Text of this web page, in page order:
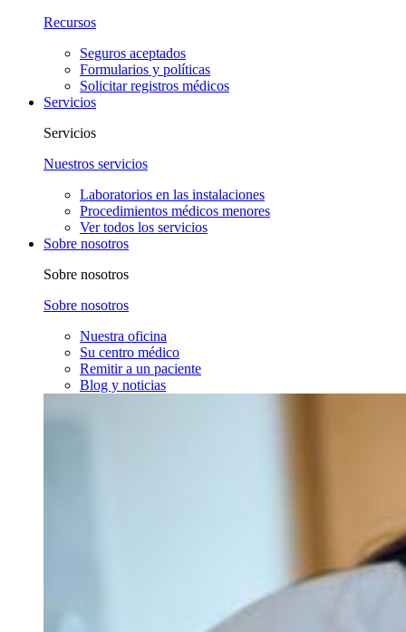
Recursos
Seguros aceptados
Formularios y políticas
Solicitar registros médicos
Servicios
Servicios
Nuestros servicios
Laboratorios en las instalaciones
Procedimientos médicos menores
Ver todos los servicios
Sobre nosotros
Sobre nosotros
Sobre nosotros
Nuestra oficina
Su centro médico
Remitir a un paciente
Blog y noticias